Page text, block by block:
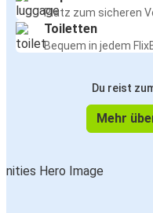
Platz zum sicheren
Toiletten
Bequem in jedem
Du reist
Mehr